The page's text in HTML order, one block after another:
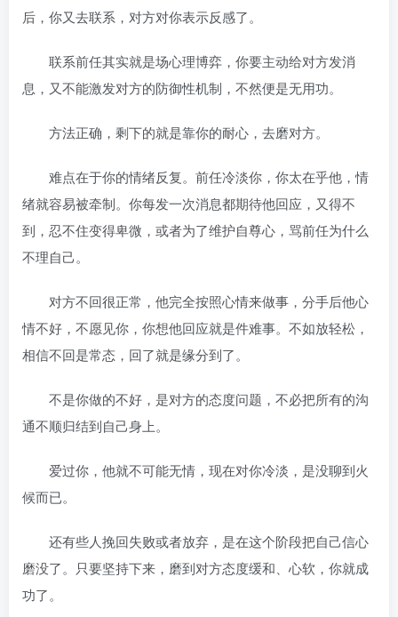
后，你又去联系，对方对你表示反感了。
联系前任其实就是场心理博弈，你要主动给对方发消
息，又不能激发对方的防御性机制，不然便是无用功。
方法正确，剩下的就是靠你的耐心，去磨对方。
难点在于你的情绪反复。前任冷淡你，你太在乎他，情
绪就容易被牵制。你每发一次消息都期待他回应，又得不
到，忍不住变得卑微，或者为了维护自尊心，骂前任为什么
不理自己。
对方不回很正常，他完全按照心情来做事，分手后他心
情不好，不愿见你，你想他回应就是件难事。不如放轻松，
相信不回是常态，回了就是缘分到了。
不是你做的不好，是对方的态度问题，不必把所有的沟
通不顺归结到自己身上。
爱过你，他就不可能无情，现在对你冷淡，是没聊到火
候而已。
还有些人挽回失败或者放弃，是在这个阶段把自己信心
磨没了。只要坚持下来，磨到对方态度缓和、心软，你就成
功了。